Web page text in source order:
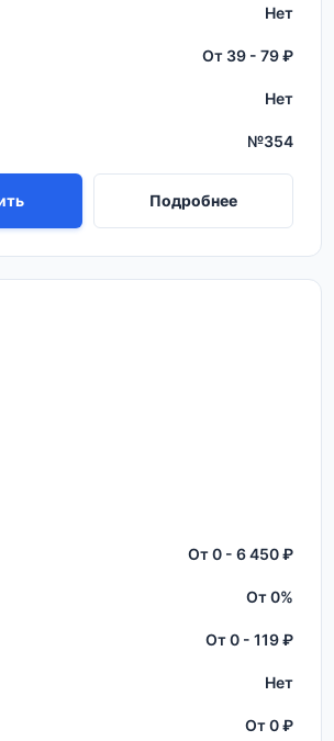
Нет
От 39 - 79 ₽
Нет
№354
Подробнее
От 0 - 6 450 ₽
От 0%
От 0 - 119 ₽
Нет
От 0 ₽